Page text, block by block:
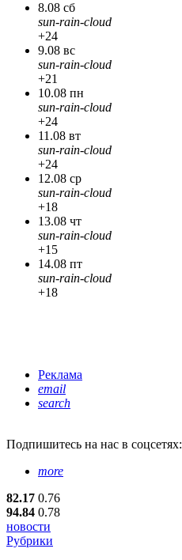
8.08 сб
sun-rain-cloud
+24
9.08 вс
sun-rain-cloud
+21
10.08 пн
sun-rain-cloud
+24
11.08 вт
sun-rain-cloud
+24
12.08 ср
sun-rain-cloud
+18
13.08 чт
sun-rain-cloud
+15
14.08 пт
sun-rain-cloud
+18
Реклама
email
search
Подпишитесь на нас в соцсетях:
more
82.17 0.76
94.84 0.78
новости
Рубрики